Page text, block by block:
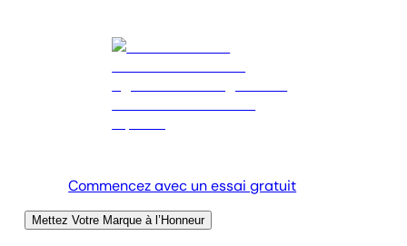
Commencez avec un essai gratuit
Mettez Votre Marque à l’Honneur